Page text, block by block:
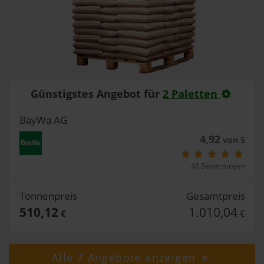
Günstigstes Angebot für 2 Paletten
BayWa AG
4,92von 5
48 Bewertungen
Tonnenpreis
510,12 €
Gesamtpreis
1.010,04 €
Alle 7 Angebote anzeigen